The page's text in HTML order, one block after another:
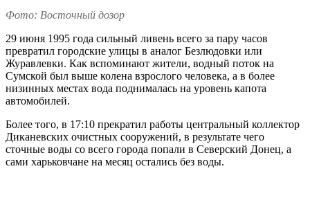
Фото: Восточный дозор
29 июня 1995 года сильный ливень всего за пару часов
превратил городские улицы в аналог Безлюдовки или
Журавлевки. Как вспоминают жители, водный поток на
Сумской был выше колена взрослого человека, а в более
низинных местах вода поднималась на уровень капота
автомобилей.
Более того, в 17:10 прекратил работы центральный коллектор
Диканевских очистных сооружений, в результате чего
сточные воды со всего города попали в Северский Донец, а
сами харьковчане на месяц остались без воды.